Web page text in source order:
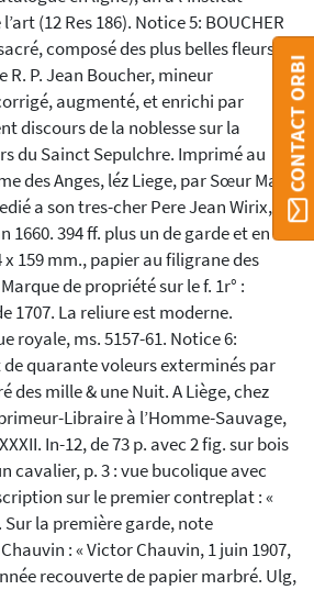
(12 Res 186). Notice 5: BOUCHER
composé des plus belles fleurs de
R. P. Jean Boucher, mineur
augmenté, et enrichi par
discours de la noblesse sur la
du Sainct Sepulchre. Imprimé au
des Anges, léz Liege, par Sœur Marie
a son tres-cher Pere Jean Wirix,
1660. 394 ff. plus un de garde et en
x 159 mm., papier au filigrane des
de propriété sur le f. 1r° :
1707. La reliure est moderne.
royale, ms. 5157-61. Notice 6:
de quarante voleurs exterminés par
des mille & une Nuit. A Liège, chez
Libraire à l’Homme-Sauvage,
In-12, de 73 p. avec 2 fig. sur bois
cavalier, p. 3 : vue bucolique avec
sur le premier contreplat : «
Sur la première garde, note
: « Victor Chauvin, 1 juin 1907,
recouverte de papier marbré. Ulg,
CONTACT ORBI